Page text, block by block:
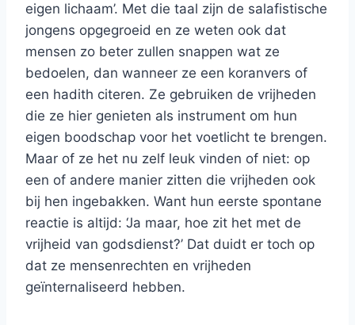
eigen lichaam’. Met die taal zijn de salafistische
jongens opgegroeid en ze weten ook dat
mensen zo beter zullen snappen wat ze
bedoelen, dan wanneer ze een koranvers of
een hadith citeren. Ze gebruiken de vrijheden
die ze hier genieten als instrument om hun
eigen boodschap voor het voetlicht te brengen.
Maar of ze het nu zelf leuk vinden of niet: op
een of andere manier zitten die vrijheden ook
bij hen ingebakken. Want hun eerste spontane
reactie is altijd: ‘Ja maar, hoe zit het met de
vrijheid van godsdienst?’ Dat duidt er toch op
dat ze mensenrechten en vrijheden
geïnternaliseerd hebben.